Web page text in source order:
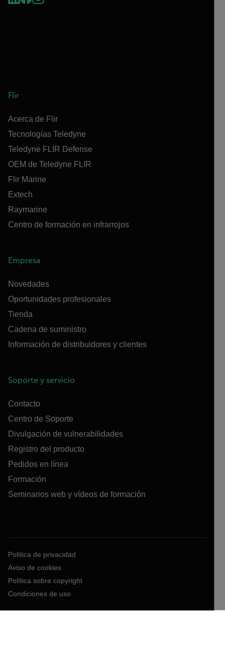
Flir
Acerca de Flir
Tecnologías Teledyne
Teledyne FLIR Defense
OEM de Teledyne FLIR
Flir Marine
Extech
Raymarine
Centro de formación en infrarrojos
Empresa
Novedades
Oportunidades profesionales
Tienda
Cadena de suministro
Información de distribuidores y clientes
Soporte y servicio
Contacto
Centro de Soporte
Divulgación de vulnerabilidades
Registro del producto
Pedidos en línea
Formación
Seminarios web y vídeos de formación
Política de privacidad
Aviso de cookies
Política sobre copyright
Condiciones de uso